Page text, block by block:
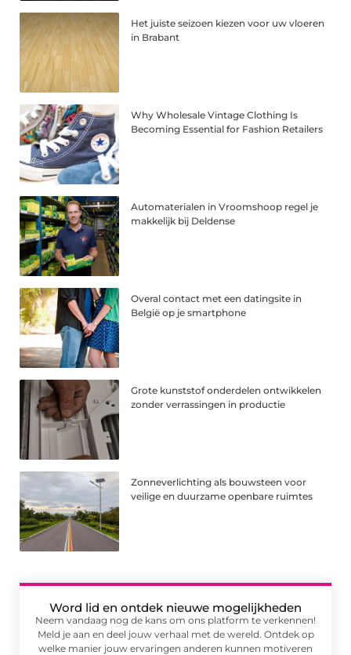
Het juiste seizoen kiezen voor uw vloeren
in Brabant
Why Wholesale Vintage Clothing Is
Becoming Essential for Fashion Retailers
Automaterialen in Vroomshoop regel je
makkelijk bij Deldense
Overal contact met een datingsite in
België op je smartphone
Grote kunststof onderdelen ontwikkelen
zonder verrassingen in productie
Zonneverlichting als bouwsteen voor
veilige en duurzame openbare ruimtes
Word lid en ontdek nieuwe mogelijkheden
Neem vandaag nog de kans om ons platform te verkennen!
Meld je aan en deel jouw verhaal met de wereld. Ontdek op
welke manier jouw ervaringen anderen kunnen motiveren